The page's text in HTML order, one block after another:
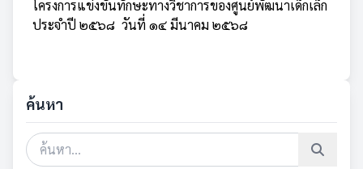
โครงการแข่งขันทักษะทางวิชาการของศูนย์พัฒนาเด็กเล็ก
ประจำปี ๒๕๖๘ วันที่ ๑๔ มีนาคม ๒๕๖๘
ค้นหา